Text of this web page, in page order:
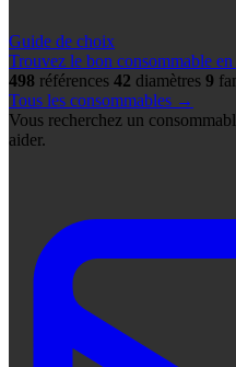
Guide de choix
Trouvez le bon consommable
498 références 42 diamètres 9
Tous les consommables →
Vous recherchez un
aider.